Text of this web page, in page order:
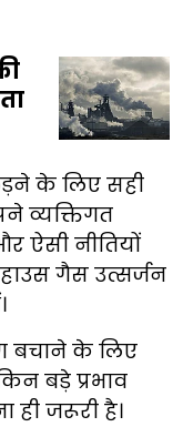
के लिए सही
व्यक्तिगत
नीतियों
गैस उत्सर्जन
बचाने के लिए
बड़े प्रभाव
ही जरूरी है।